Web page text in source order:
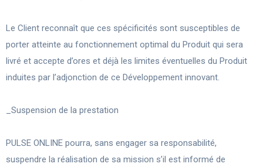
Le Client reconnaît que ces spécificités sont susceptibles de
porter atteinte au fonctionnement optimal du Produit qui sera
livré et accepte d’ores et déjà les limites éventuelles du Produit
induites par l’adjonction de ce Développement innovant.
_Suspension de la prestation
PULSE ONLINE pourra, sans engager sa responsabilité,
suspendre la réalisation de sa mission s’il est informé de